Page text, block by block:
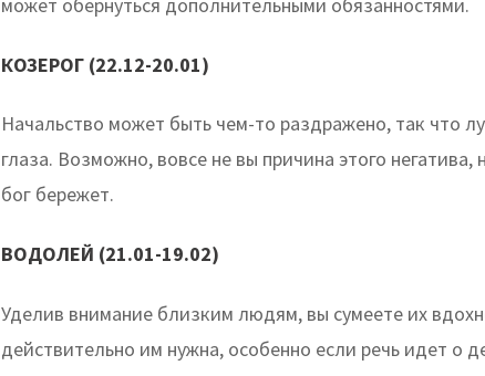
может обернуться дополнительными обязанностями.
КОЗЕРОГ (22.12-20.01)
Начальство может быть чем-то раздражено, так что
глаза. Возможно, вовсе не вы причина этого негатива,
бог бережет.
ВОДОЛЕЙ (21.01-19.02)
Уделив внимание близким людям, вы сумеете их
действительно им нужна, особенно если речь идет о